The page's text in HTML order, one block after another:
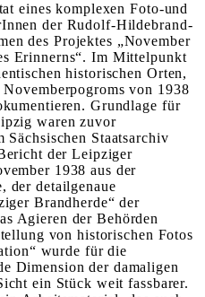
eines komplexen Foto-und
der Rudolf-Hildebrand-
des Projektes „November
Erinnerns“. Im Mittelpunkt
historischen Orten,
von 1938
Grundlage für
waren zuvor
Sächsischen Staatsarchiv
der Leipziger
1938 aus der
der detailgenaue
Brandherde“ der
Agieren der Behörden
von historischen Fotos
wurde für die
Dimension der damaligen
ein Stück weit fassbarer.